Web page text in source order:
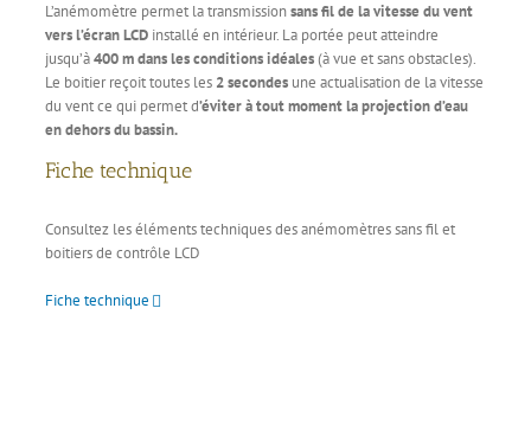
L’anémomètre permet la transmissionsans fil de la vitesse du vent
vers l’écran LCD installé en intérieur. La portée peut atteindre
jusqu’à400 m dans les conditions idéales(à vue et sans obstacles).
Le boitier reçoit toutes les 2 secondes une actualisation de la vitesse
du vent ce qui permet d’éviter à tout moment la projection d’eau
en dehors du bassin.
Fiche technique
Consultez les éléments techniques des anémomètres sans fil et
boitiers de contrôle LCD
Fiche technique